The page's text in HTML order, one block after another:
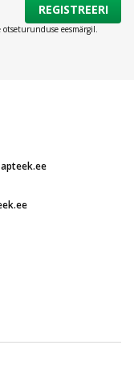
REGISTREERI
otseturunduse eesmärgil.